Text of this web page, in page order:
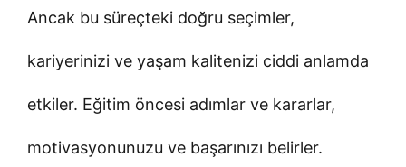
Ancak bu süreçteki doğru seçimler,
kariyerinizi ve yaşam kalitenizi ciddi anlamda
etkiler. Eğitim öncesi adımlar ve kararlar,
motivasyonunuzu ve başarınızı belirler.